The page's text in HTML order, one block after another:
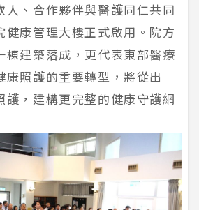
人、合作夥伴與醫護同仁共同
健康管理大樓正式啟用。院方
棟建築落成，更代表東部醫療
康照護的重要轉型，將從出
護，建構更完整的健康守護網